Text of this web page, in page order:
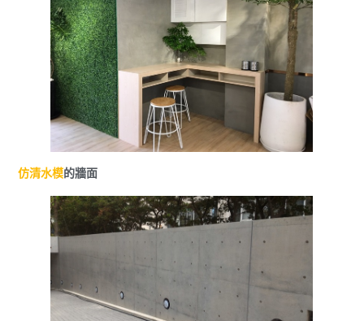
仿清水模的牆面